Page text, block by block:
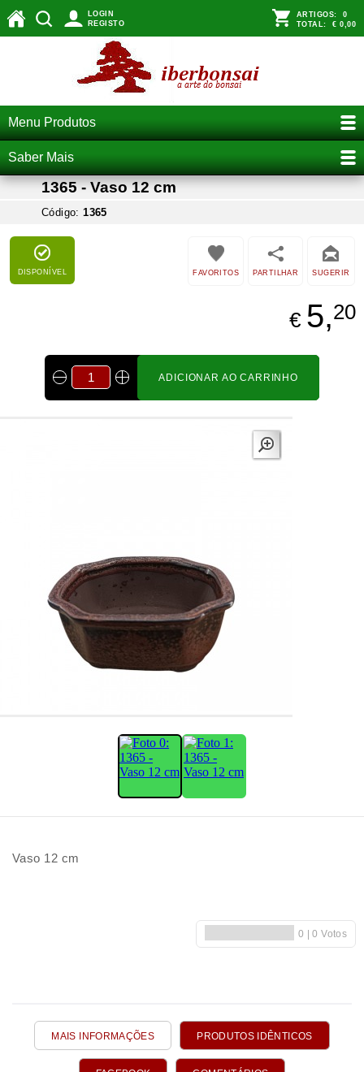
LOGIN
REGISTO
ARTIGOS: 0
TOTAL: € 0,00
Menu Produtos
Saber Mais
1365 - Vaso 12 cm
Código:1365
DISPONÍVEL SUGERIR
PARTILHAR
FAVORITOS
€ 5,20
ADICIONAR AO CARRINHO
Vaso 12 cm
MAIS INFORMAÇÕES PRODUTOS IDÊNTICOS